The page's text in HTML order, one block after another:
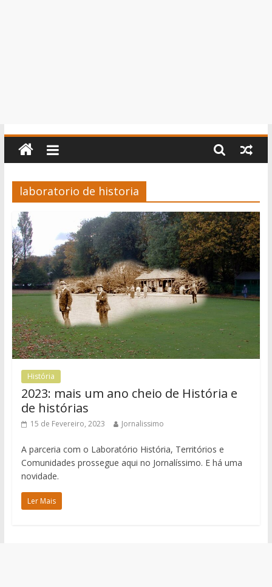
laboratorio de historia
História
2023: mais um ano cheio de História e
de histórias
15 de Fevereiro, 2023 Jornalissimo
A parceria com o Laboratório História, Territórios e
Comunidades prossegue aqui no Jornalíssimo. E há uma
novidade.
Ler Mais